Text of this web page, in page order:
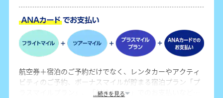
航空券＋宿泊のご予約だけでなく、レンタカーやアクティ
ビティのご予約、ボーナスマイルが貯まる宿泊プラン「プ
ラスマイルプラン」、「ANAカード」でのお支払いなど、
...続きを見る